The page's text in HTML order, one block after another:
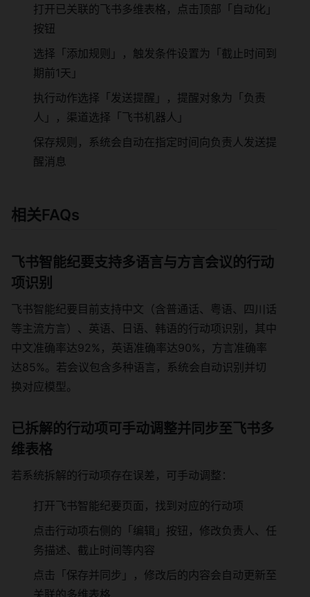
打开已关联的飞书多维表格，点击顶部「自动化」
按钮
选择「添加规则」，触发条件设置为「截止时间到
期前1天」
执行动作选择「发送提醒」，提醒对象为「负责
人」，渠道选择「飞书机器人」
保存规则，系统会自动在指定时间向负责人发送提
醒消息
相关FAQs
飞书智能纪要支持多语言与方言会议的行动
项识别
飞书智能纪要目前支持中文（含普通话、粤语、四川话
等主流方言）、英语、日语、韩语的行动项识别，其中
中文准确率达92%，英语准确率达90%，方言准确率
达85%。若会议包含多种语言，系统会自动识别并切
换对应模型。
已拆解的行动项可手动调整并同步至飞书多
维表格
若系统拆解的行动项存在误差，可手动调整：
打开飞书智能纪要页面，找到对应的行动项
点击行动项右侧的「编辑」按钮，修改负责人、任
务描述、截止时间等内容
点击「保存并同步」，修改后的内容会自动更新至